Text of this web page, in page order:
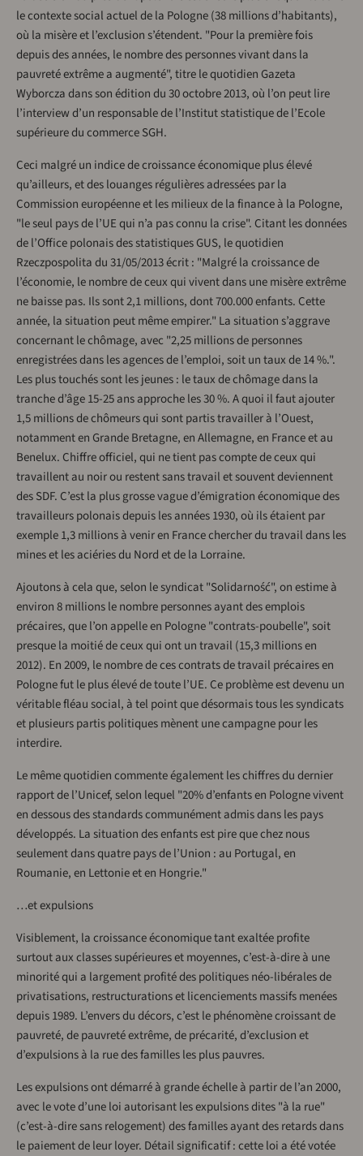
le contexte social actuel de la Pologne (38 millions d’habitants),
où la misère et l’exclusion s’étendent. "Pour la première fois
depuis des années, le nombre des personnes vivant dans la
pauvreté extrême a augmenté", titre le quotidien Gazeta
Wyborcza dans son édition du 30 octobre 2013, où l’on peut lire
l’interview d’un responsable de l’Institut statistique de l’Ecole
supérieure du commerce SGH.
Ceci malgré un indice de croissance économique plus élevé
qu’ailleurs, et des louanges régulières adressées par la
Commission européenne et les milieux de la finance à la Pologne,
"le seul pays de l’UE qui n’a pas connu la crise". Citant les données
de l’Office polonais des statistiques GUS, le quotidien
Rzeczpospolita du 31/05/2013 écrit : "Malgré la croissance de
l’économie, le nombre de ceux qui vivent dans une misère extrême
ne baisse pas. Ils sont 2,1 millions, dont 700.000 enfants. Cette
année, la situation peut même empirer." La situation s’aggrave
concernant le chômage, avec "2,25 millions de personnes
enregistrées dans les agences de l’emploi, soit un taux de 14 %.".
Les plus touchés sont les jeunes : le taux de chômage dans la
tranche d’âge 15-25 ans approche les 30 %. A quoi il faut ajouter
1,5 millions de chômeurs qui sont partis travailler à l’Ouest,
notamment en Grande Bretagne, en Allemagne, en France et au
Benelux. Chiffre officiel, qui ne tient pas compte de ceux qui
travaillent au noir ou restent sans travail et souvent deviennent
des SDF. C’est la plus grosse vague d’émigration économique des
travailleurs polonais depuis les années 1930, où ils étaient par
exemple 1,3 millions à venir en France chercher du travail dans les
mines et les aciéries du Nord et de la Lorraine.
Ajoutons à cela que, selon le syndicat "Solidarność", on estime à
environ 8 millions le nombre personnes ayant des emplois
précaires, que l’on appelle en Pologne "contrats-poubelle", soit
presque la moitié de ceux qui ont un travail (15,3 millions en
2012). En 2009, le nombre de ces contrats de travail précaires en
Pologne fut le plus élevé de toute l’UE. Ce problème est devenu un
véritable fléau social, à tel point que désormais tous les syndicats
et plusieurs partis politiques mènent une campagne pour les
interdire.
Le même quotidien commente également les chiffres du dernier
rapport de l’Unicef, selon lequel "20% d’enfants en Pologne vivent
en dessous des standards communément admis dans les pays
développés. La situation des enfants est pire que chez nous
seulement dans quatre pays de l’Union : au Portugal, en
Roumanie, en Lettonie et en Hongrie."
…et expulsions
Visiblement, la croissance économique tant exaltée profite
surtout aux classes supérieures et moyennes, c’est-à-dire à une
minorité qui a largement profité des politiques néo-libérales de
privatisations, restructurations et licenciements massifs menées
depuis 1989. L’envers du décors, c’est le phénomène croissant de
pauvreté, de pauvreté extrême, de précarité, d’exclusion et
d’expulsions à la rue des familles les plus pauvres.
Les expulsions ont démarré à grande échelle à partir de l’an 2000,
avec le vote d’une loi autorisant les expulsions dites "à la rue"
(c’est-à-dire sans relogement) des familles ayant des retards dans
le paiement de leur loyer. Détail significatif : cette loi a été votée